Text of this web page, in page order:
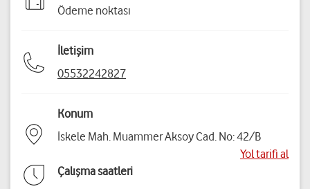
Ödeme noktası
İletişim
05532242827
Konum
İskele Mah. Muammer Aksoy Cad. No: 42/B
Yol tarifi al
Çalışma saatleri